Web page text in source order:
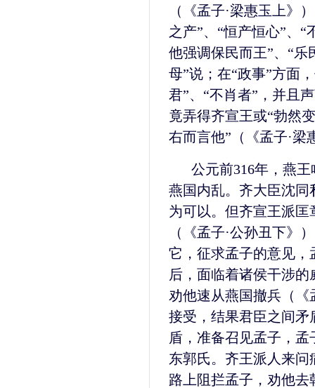
（《孟子·梁惠玉上》
之产”、“恒产恒心”、“
他强调保民而王”、“乐
母”说；在“政事”方面
君”、“不肖者”，并且
竟弄得齐宣王或“勃然
右而言他”（《孟子·梁
公元前316年，燕
燕国内乱。齐大臣沈
为可以。但齐宣王派
（《孟子·公孙丑下》
它，征求孟子的意见
后，面临着诸侯干涉
劝他速从燕国撤兵（《
接受，结果君臣之间
盾，准备召见孟子，
东郭氏。齐王派人来
路上阻拦孟子，劝他